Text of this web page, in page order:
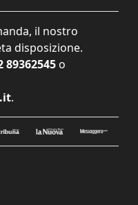
il nostro
disposizione.
89362545 o
.